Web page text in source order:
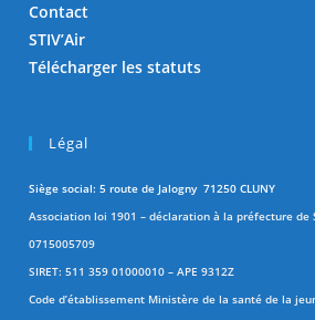
Contact
STIV’Air
Télécharger les statuts
Légal
Siège social: 5 route de Jalogny 71250 CLUNY
Association loi 1901 – déclaration à la préfecture de
0715005709
SIRET: 511 359 01000010 – APE 9312Z
Code d’établissement Ministère de la santé de la